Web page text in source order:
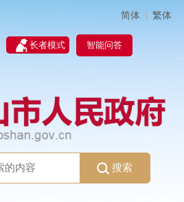
简体 | 繁体
长者模式 智能问答
搜索